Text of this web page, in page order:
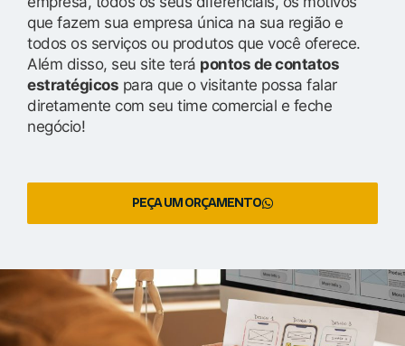
que fazem sua empresa única na sua região e
todos os serviços ou produtos que você oferece.
Além disso, seu site terá pontos de contatos
estratégicos para que o visitante possa falar
diretamente com seu time comercial e feche
negócio!
PEÇA UM ORÇAMENTO